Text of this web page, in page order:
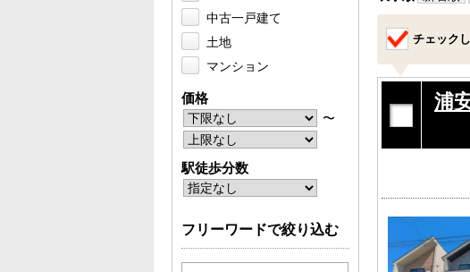
チェック
浦
中古一戸建て
土地
マンション
価格
〜
駅徒歩分数
フリーワードで絞り込む